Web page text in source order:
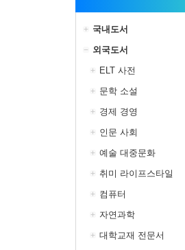
국내도서
외국도서
ELT 사전
문학 소설
경제 경영
인문 사회
예술 대중문화
취미 라이프스타일
컴퓨터
자연과학
대학교재 전문서